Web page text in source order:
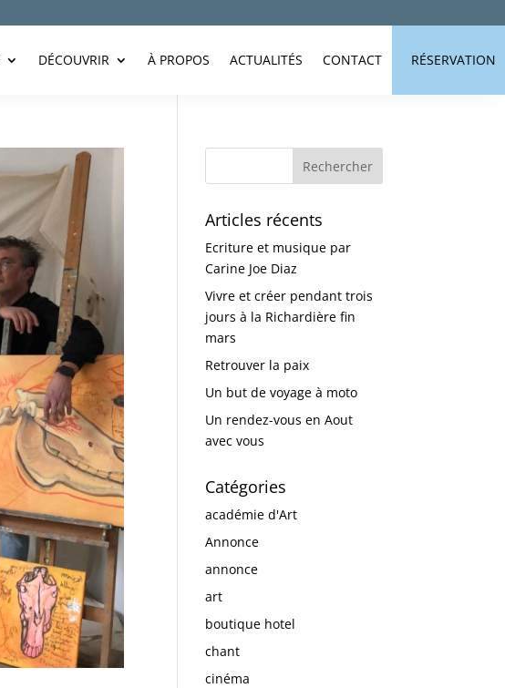
DÉCOUVRIR À PROPOS ACTUALITÉS CONTACT RÉSERVATION
Articles récents
Ecriture et musique par
Carine Joe Diaz
Vivre et créer pendant trois
jours à la Richardière fin
mars
Retrouver la paix
Un but de voyage à moto
Un rendez-vous en Aout
avec vous
Catégories
académie d'Art
Annonce
annonce
art
boutique hotel
chant
cinéma